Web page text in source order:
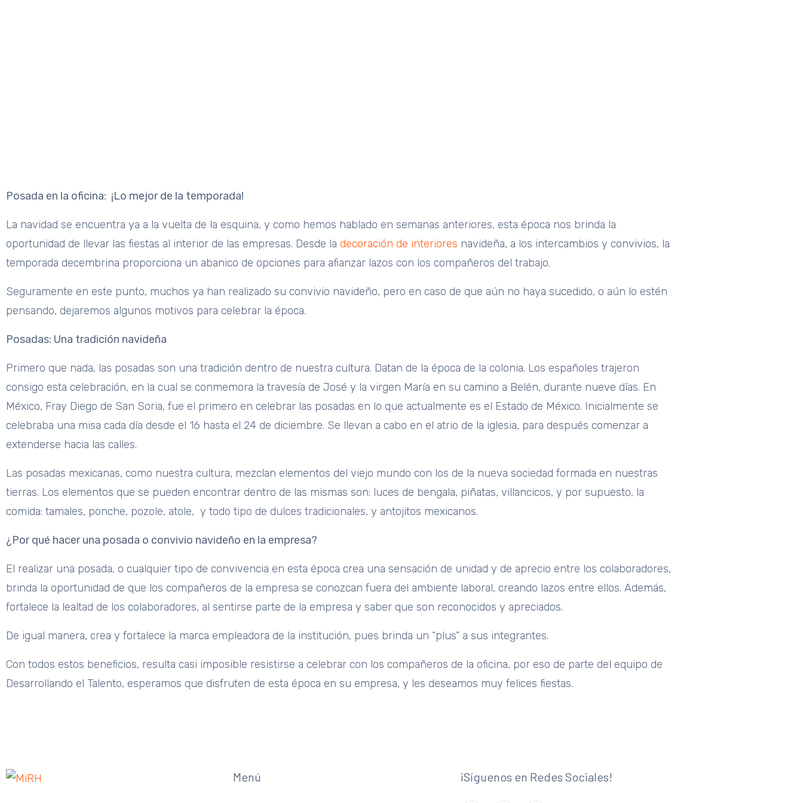
Posada en la oficina: ¡Lo mejor de la temporada!
La navidad se encuentra ya a la vuelta de la esquina, y como hemos hablado en semanas anteriores, esta época nos brinda la
oportunidad de llevar las fiestas al interior de las empresas. Desde la decoración de interiores navideña, a los intercambios y convivios, la
temporada decembrina proporciona un abanico de opciones para afianzar lazos con los compañeros del trabajo.
Seguramente en este punto, muchos ya han realizado su convivio navideño, pero en caso de que aún no haya sucedido, o aún lo estén
pensando, dejaremos algunos motivos para celebrar la época.
Posadas: Una tradición navideña
Primero que nada, las posadas son una tradición dentro de nuestra cultura. Datan de la época de la colonia. Los españoles trajeron
consigo esta celebración, en la cual se conmemora la travesía de José y la virgen María en su camino a Belén, durante nueve días. En
México, Fray Diego de San Soria, fue el primero en celebrar las posadas en lo que actualmente es el Estado de México. Inicialmente se
celebraba una misa cada día desde el 16 hasta el 24 de diciembre. Se llevan a cabo en el atrio de la iglesia, para después comenzar a
extenderse hacia las calles.
Las posadas mexicanas, como nuestra cultura, mezclan elementos del viejo mundo con los de la nueva sociedad formada en nuestras
tierras. Los elementos que se pueden encontrar dentro de las mismas son: luces de bengala, piñatas, villancicos, y por supuesto, la
comida: tamales, ponche, pozole, atole, y todo tipo de dulces tradicionales, y antojitos mexicanos.
¿Por qué hacer una posada o convivio navideño en la empresa?
El realizar una posada, o cualquier tipo de convivencia en esta época crea una sensación de unidad y de aprecio entre los colaboradores,
brinda la oportunidad de que los compañeros de la empresa se conozcan fuera del ambiente laboral, creando lazos entre ellos. Además,
fortalece la lealtad de los colaboradores, al sentirse parte de la empresa y saber que son reconocidos y apreciados.
De igual manera, crea y fortalece la marca empleadora de la institución, pues brinda un “plus” a sus integrantes.
Con todos estos beneficios, resulta casi imposible resistirse a celebrar con los compañeros de la oficina, por eso de parte del equipo de
Desarrollando el Talento, esperamos que disfruten de esta época en su empresa, y les deseamos muy felices fiestas.
Menú ¡Síguenos en Redes Sociales!